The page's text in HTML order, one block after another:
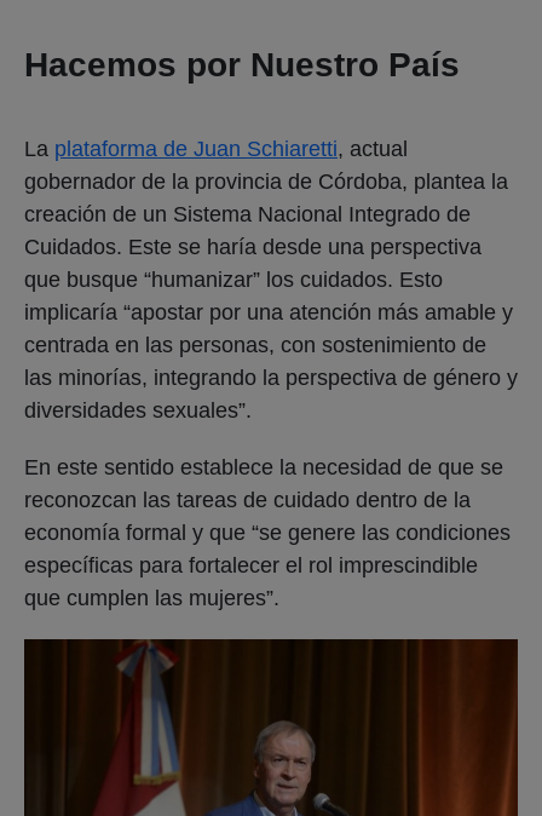
Hacemos por Nuestro País
La plataforma de Juan Schiaretti, actual
gobernador de la provincia de Córdoba, plantea la
creación de un Sistema Nacional Integrado de
Cuidados. Este se haría desde una perspectiva
que busque “humanizar” los cuidados. Esto
implicaría “apostar por una atención más amable y
centrada en las personas, con sostenimiento de
las minorías, integrando la perspectiva de género y
diversidades sexuales”.
En este sentido establece la necesidad de que se
reconozcan las tareas de cuidado dentro de la
economía formal y que “se genere las condiciones
específicas para fortalecer el rol imprescindible
que cumplen las mujeres”.